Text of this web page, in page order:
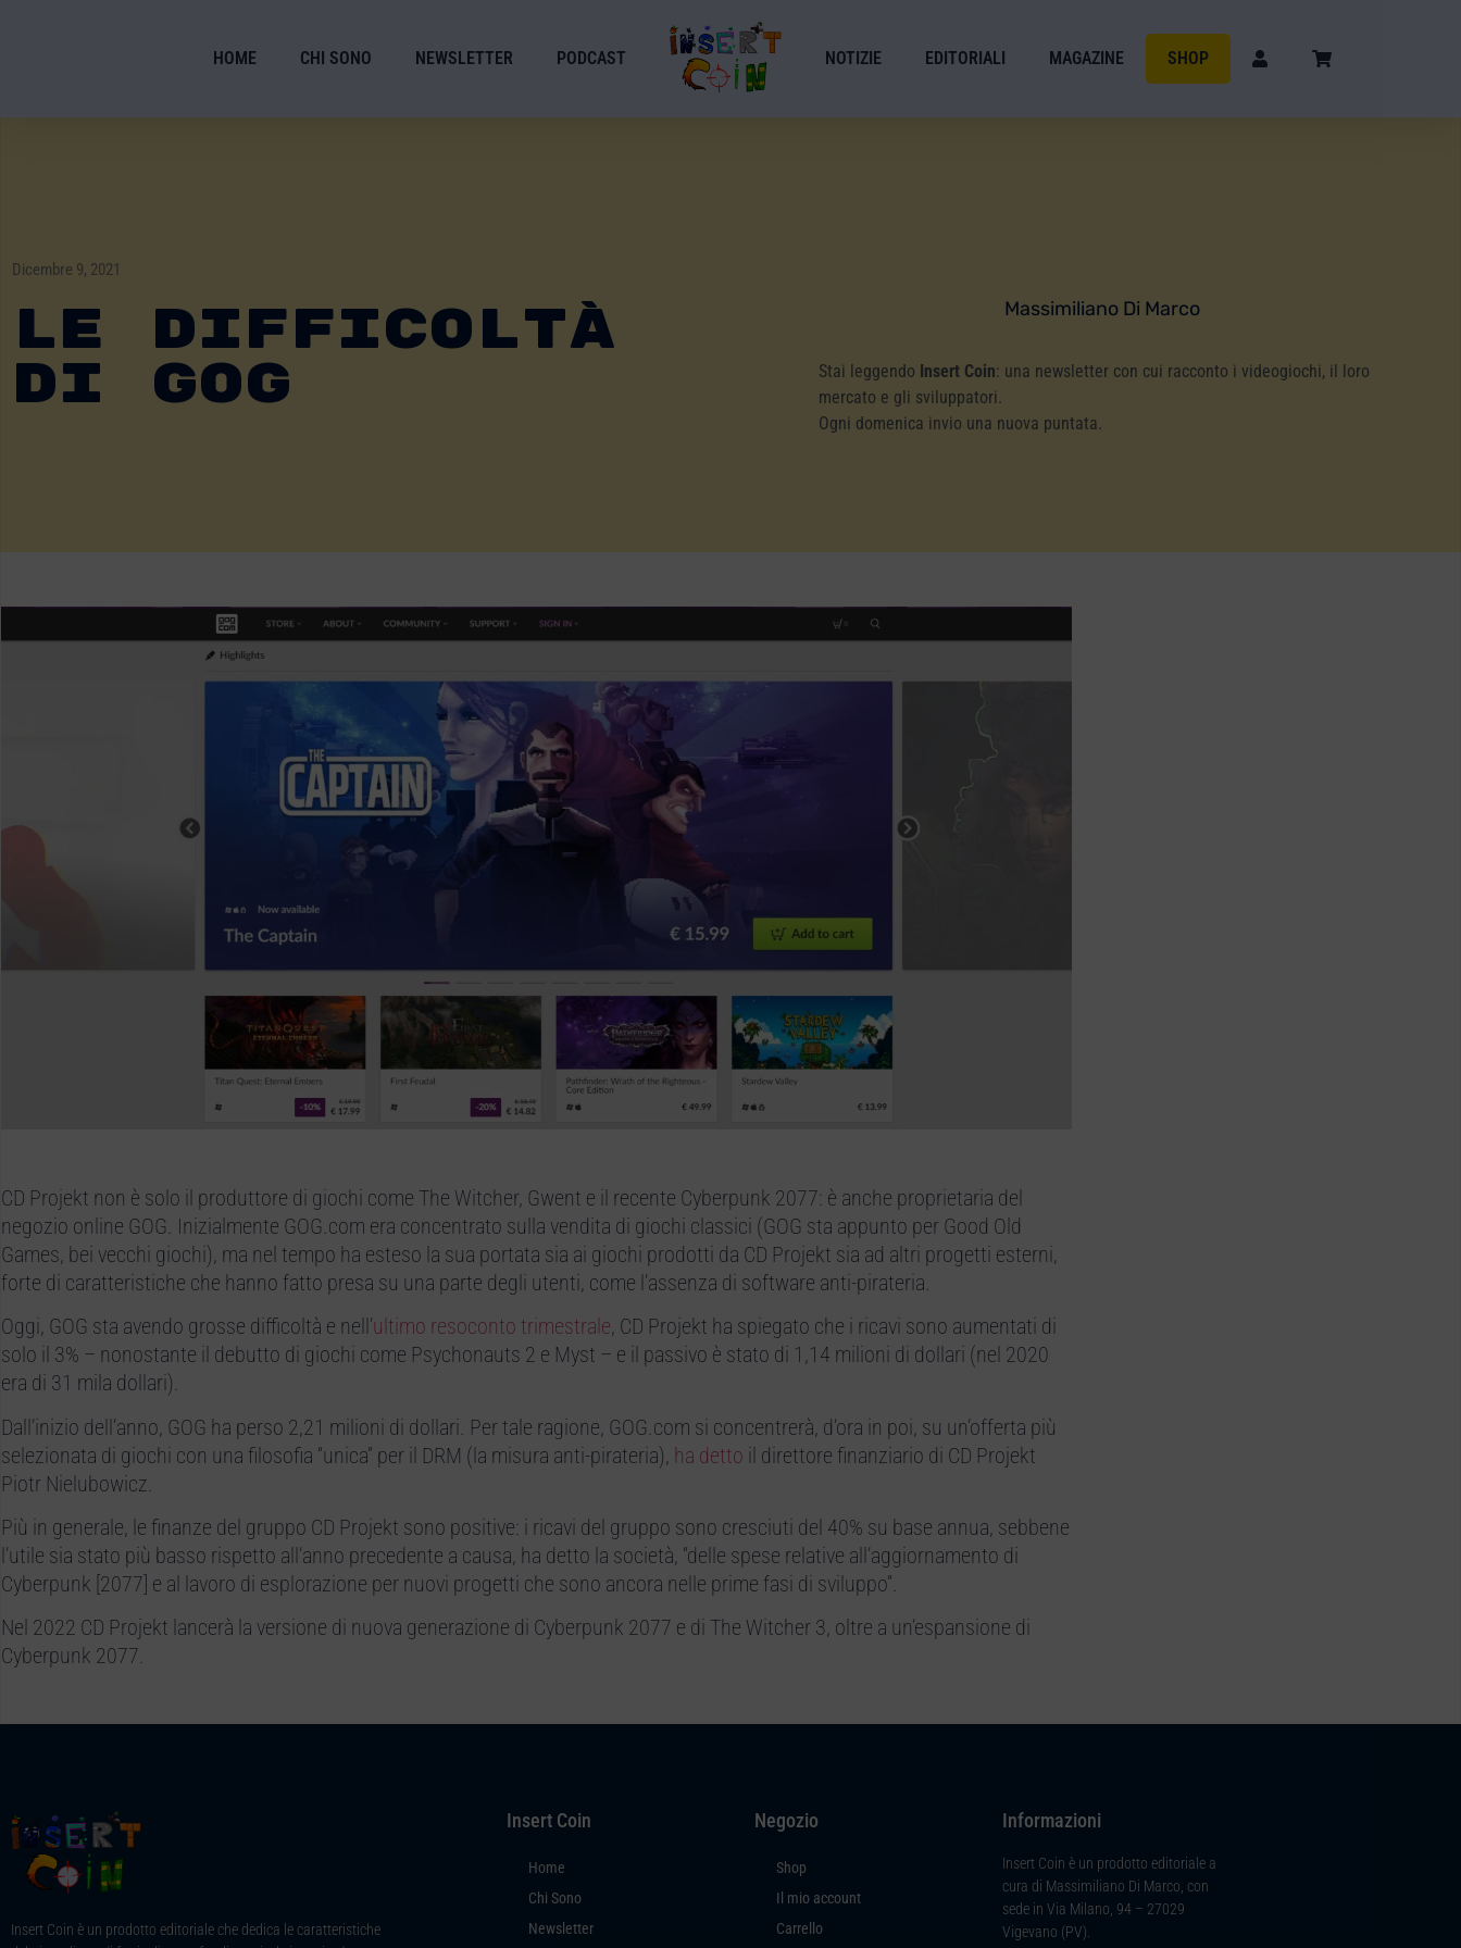
HOME CHI SONO NEWSLETTER PODCAST NOTIZIE EDITORIALI MAGAZINE SHOP
Dicembre 9, 2021
Le Difficoltà
Di GOG
Massimiliano Di Marco
Stai leggendo Insert Coin: una newsletter con cui racconto i videogiochi, il loro
mercato e gli sviluppatori.
Ogni domenica invio una nuova puntata.
CD Projekt non è solo il produttore di giochi come The Witcher, Gwent e il recente Cyberpunk 2077: è anche proprietaria del
negozio online GOG. Inizialmente GOG.com era concentrato sulla vendita di giochi classici (GOG sta appunto per Good Old
Games, bei vecchi giochi), ma nel tempo ha esteso la sua portata sia ai giochi prodotti da CD Projekt sia ad altri progetti esterni,
forte di caratteristiche che hanno fatto presa su una parte degli utenti, come l’assenza di software anti-pirateria.
Oggi, GOG sta avendo grosse difficoltà e nell’ultimo resoconto trimestrale, CD Projekt ha spiegato che i ricavi sono aumentati di
solo il 3% – nonostante il debutto di giochi come Psychonauts 2 e Myst – e il passivo è stato di 1,14 milioni di dollari (nel 2020
era di 31 mila dollari).
Dall’inizio dell’anno, GOG ha perso 2,21 milioni di dollari. Per tale ragione, GOG.com si concentrerà, d’ora in poi, su un’offerta più
selezionata di giochi con una filosofia “unica” per il DRM (la misura anti-pirateria), ha detto il direttore finanziario di CD Projekt
Piotr Nielubowicz.
Più in generale, le finanze del gruppo CD Projekt sono positive: i ricavi del gruppo sono cresciuti del 40% su base annua, sebbene
l’utile sia stato più basso rispetto all’anno precedente a causa, ha detto la società, “delle spese relative all’aggiornamento di
Cyberpunk [2077] e al lavoro di esplorazione per nuovi progetti che sono ancora nelle prime fasi di sviluppo”.
Nel 2022 CD Projekt lancerà la versione di nuova generazione di Cyberpunk 2077 e di The Witcher 3, oltre a un’espansione di
Cyberpunk 2077.
Insert Coin è un prodotto editoriale che dedica le caratteristiche
Insert Coin
Home
Chi Sono
Newsletter
Negozio
Shop
Il mio account
Carrello
Informazioni
Insert Coin è un prodotto editoriale a
cura di Massimiliano Di Marco, con
sede in Via Milano, 94 – 27029
Vigevano (PV).